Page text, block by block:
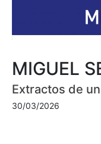
MIGUEL
Extractos de
30/03/2026